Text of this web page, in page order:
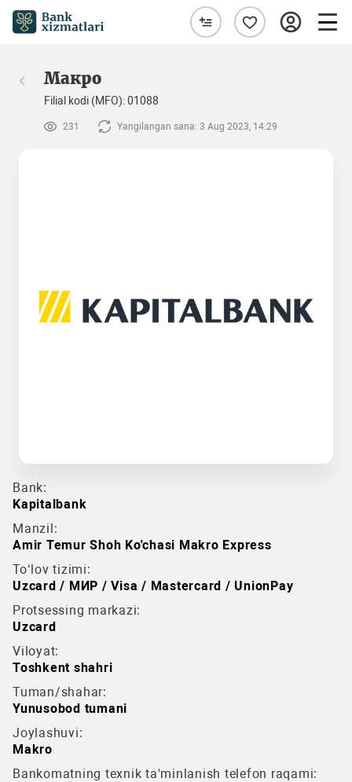
Макро
Filial kodi (MFO): 01088
231 Yangilangan sana: 3 Aug 2023, 14:29
Bank:
Kapitalbank
Manzil:
Amir Temur Shoh Ko'chasi Makro Express
To‘lov tizimi:
Uzcard / МИР / Visa / Mastercard / UnionPay
Protsessing markazi:
Uzcard
Viloyat:
Toshkent shahri
Tuman/shahar:
Yunusobod tumani
Joylashuvi:
Makro
Bankomatning texnik ta'minlanish telefon raqami: